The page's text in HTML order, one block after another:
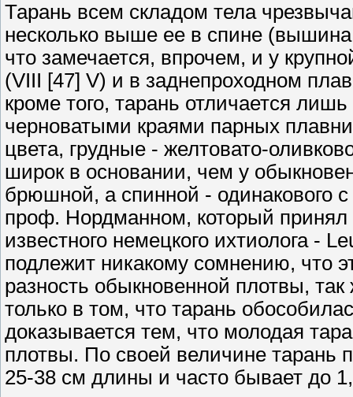
Тарань всем складом тела
несколько выше ее в спине
что замечается, впрочем, и у
(VIII [47] V) и в заднепроходном
кроме того, тарань отличается
черноватыми краями парных
цвета, грудные - желтовато-
широк в основании, чем у
брюшной, а спинной - одинакового
проф. Нордманном, который принял
известного немецкого ихтиолога -
подлежит никакому сомнению, что
разность обыкновенной плотвы,
только в том, что тарань
доказывается тем, что молодая
плотвы. По своей величине тарань
25-38 см длины и часто бывает до